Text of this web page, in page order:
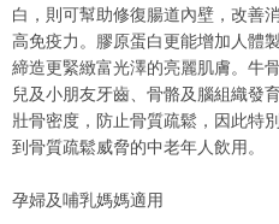
白，則可幫助修復腸道內壁，改善
高免疫力。膠原蛋白更能增加人體
締造更緊緻富光澤的亮麗肌膚。牛
兒及小朋友牙齒、骨骼及腦組織發
壯骨密度，防止骨質疏鬆，因此特
到骨質疏鬆威脅的中老年人飲用。
孕婦及哺乳媽媽適用